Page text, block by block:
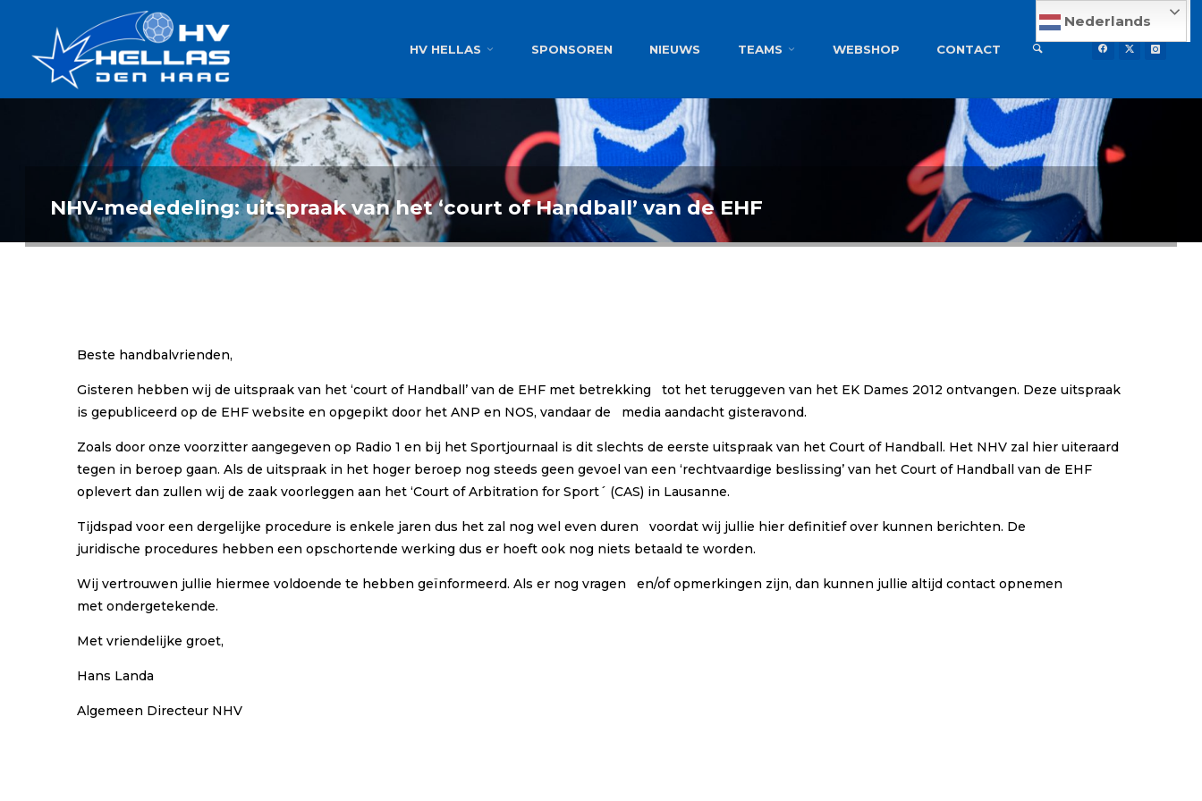
AMBITIE
HV HELLAS SPONSOREN NIEUWS TEAMS WEBSHOP CONTACT
Nederlands
NHV-mededeling: uitspraak van het ‘court of Handball’ van de EHF
Beste handbalvrienden,
Gisteren hebben wij de uitspraak van het ‘court of Handball’ van de EHF met betrekking tot het teruggeven van het EK Dames 2012 ontvangen. Deze uitspraak
is gepubliceerd op de EHF website en opgepikt door het ANP en NOS, vandaar de media aandacht gisteravond.
Zoals door onze voorzitter aangegeven op Radio 1 en bij het Sportjournaal is dit slechts de eerste uitspraak van het Court of Handball. Het NHV zal hier uiteraard
tegen in beroep gaan. Als de uitspraak in het hoger beroep nog steeds geen gevoel van een ‘rechtvaardige beslissing’ van het Court of Handball van de EHF
oplevert dan zullen wij de zaak voorleggen aan het ‘Court of Arbitration for Sport´ (CAS) in Lausanne.
Tijdspad voor een dergelijke procedure is enkele jaren dus het zal nog wel even duren voordat wij jullie hier definitief over kunnen berichten. De
juridische procedures hebben een opschortende werking dus er hoeft ook nog niets betaald te worden.
Wij vertrouwen jullie hiermee voldoende te hebben geïnformeerd. Als er nog vragen en/of opmerkingen zijn, dan kunnen jullie altijd contact opnemen
met ondergetekende.
Met vriendelijke groet,
Hans Landa
Algemeen Directeur NHV